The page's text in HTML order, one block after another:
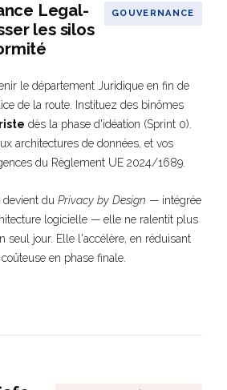
Legal-
les silos
GOUVERNANCE
le département Juridique en fin de
de la route. Instituez des binômes
dès la phase d'idéation (Sprint 0).
architectures de données, et vos
du Règlement UE 2024/1689.
devient duPrivacy by Design — intégrée
logicielle — elle ne ralentit plus
seul jour. Elle l'accélère, en réduisant
en phase finale.